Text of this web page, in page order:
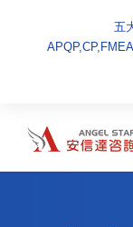
五